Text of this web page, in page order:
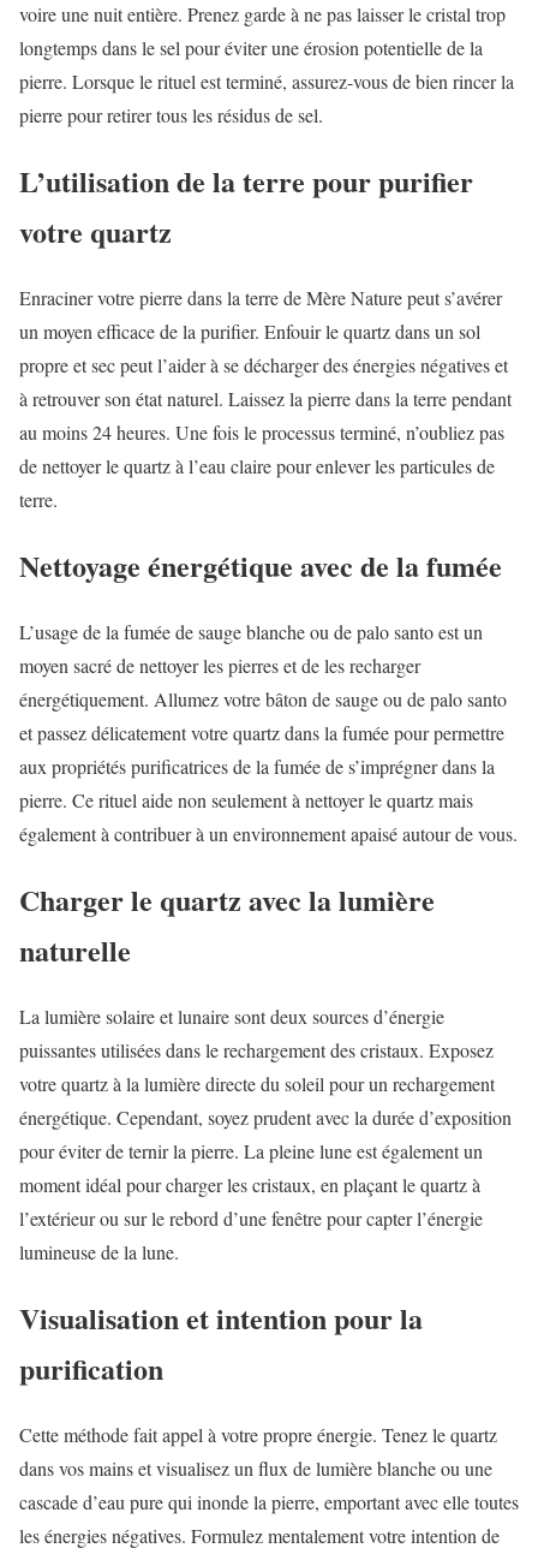
voire une nuit entière. Prenez garde à ne pas laisser le cristal trop
longtemps dans le sel pour éviter une érosion potentielle de la
pierre. Lorsque le rituel est terminé, assurez-vous de bien rincer la
pierre pour retirer tous les résidus de sel.
L’utilisation de la terre pour purifier
votre quartz
Enraciner votre pierre dans la terre de Mère Nature peut s’avérer
un moyen efficace de la purifier. Enfouir le quartz dans un sol
propre et sec peut l’aider à se décharger des énergies négatives et
à retrouver son état naturel. Laissez la pierre dans la terre pendant
au moins 24 heures. Une fois le processus terminé, n’oubliez pas
de nettoyer le quartz à l’eau claire pour enlever les particules de
terre.
Nettoyage énergétique avec de la fumée
L’usage de la fumée de sauge blanche ou de palo santo est un
moyen sacré de nettoyer les pierres et de les recharger
énergétiquement. Allumez votre bâton de sauge ou de palo santo
et passez délicatement votre quartz dans la fumée pour permettre
aux propriétés purificatrices de la fumée de s’imprégner dans la
pierre. Ce rituel aide non seulement à nettoyer le quartz mais
également à contribuer à un environnement apaisé autour de vous.
Charger le quartz avec la lumière
naturelle
La lumière solaire et lunaire sont deux sources d’énergie
puissantes utilisées dans le rechargement des cristaux. Exposez
votre quartz à la lumière directe du soleil pour un rechargement
énergétique. Cependant, soyez prudent avec la durée d’exposition
pour éviter de ternir la pierre. La pleine lune est également un
moment idéal pour charger les cristaux, en plaçant le quartz à
l’extérieur ou sur le rebord d’une fenêtre pour capter l’énergie
lumineuse de la lune.
Visualisation et intention pour la
purification
Cette méthode fait appel à votre propre énergie. Tenez le quartz
dans vos mains et visualisez un flux de lumière blanche ou une
cascade d’eau pure qui inonde la pierre, emportant avec elle toutes
les énergies négatives. Formulez mentalement votre intention de